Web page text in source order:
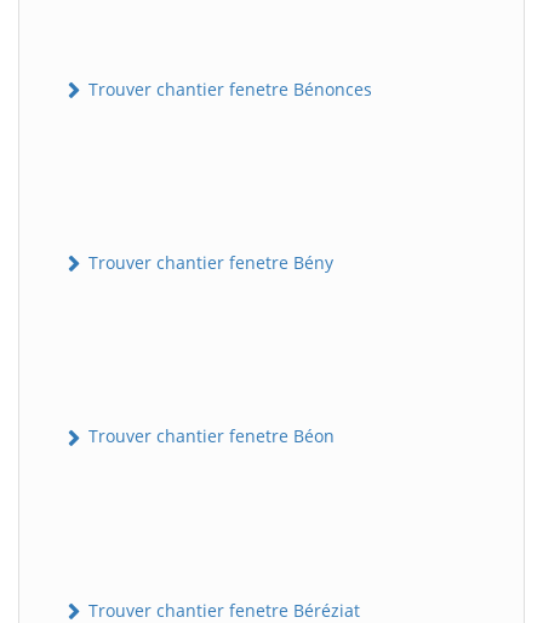
Trouver chantier fenetre Bénonces
Trouver chantier fenetre Bény
Trouver chantier fenetre Béon
Trouver chantier fenetre Béréziat